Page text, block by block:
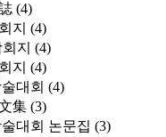
(4)
지 (4)
지 (4)
지 (4)
대회 (4)
集 (3)
대회 논문집 (3)